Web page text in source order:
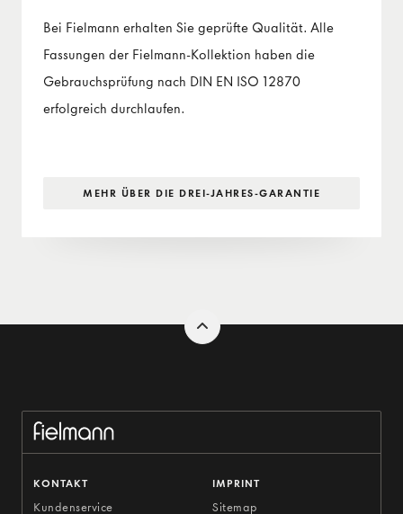
Bei Fielmann erhalten Sie geprüfte Qualität. Alle
Fassungen der Fielmann-Kollektion haben die
Gebrauchsprüfung nach DIN EN ISO 12870
erfolgreich durchlaufen.
MEHR ÜBER DIE DREI-JAHRES-GARANTIE
KONTAKT
Kundenservice
IMPRINT
Sitemap